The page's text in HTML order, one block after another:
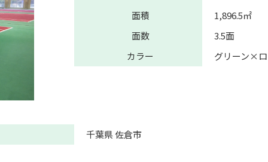
面積
1,896.5㎡
面数
3.5面
カラー
グリーン×
千葉県 佐倉市